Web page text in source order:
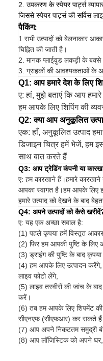
2. उपकरण के स्पेयर पार्ट्स व्यापार
जिससे स्पेयर पार्ट्स की सर्विस
पैकिंग:
1.सभी उत्पादों को बेलनाकार
चिह्नित की जाती है।
2. मानक प्लाईवुड लकड़ी के
3. ग्राहकों की आवश्यकताओं के
Q1: आप हमारे देश के लिए
ए: हां, मुझे बताएं कि आप
हम आपके लिए शिपिंग की
Q2: क्या आप अनुकूलित
एक: हाँ, अनुकूलित उत्पाद
डिजाइन चित्र हमें भेजें, हम
साथ बात करते हैं
Q3: आप ट्रेडिंग कंपनी या
ए: हम कारखाने हैं।हमारे
आपका स्वागत है।हम आपके लिए
हमारे उत्पाद को देखने के बाद
Q4: अपने उत्पादों को कैसे
ए: यह एक अच्छा सवाल है:
(1) पहले कृपया हमें विस्तृत
(2) फिर हम आपकी पुष्टि के लिए
(3) ड्राइंग की पुष्टि के बाद
(4) हम आपके लिए उत्पादन
लाइव फोटो लेंगे,
(5) लाइव तस्वीरों की जांच के
करें।
(6) तब हम आपके लिए शिपमेंट
सीएनएफ (सीएफआर) कर सकते
(7) आप अपने निकटतम समुद्री
(8) आप लॉजिस्टिक को अपने